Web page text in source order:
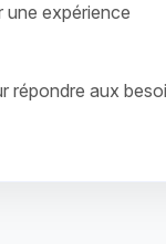
une expérience
répondre aux